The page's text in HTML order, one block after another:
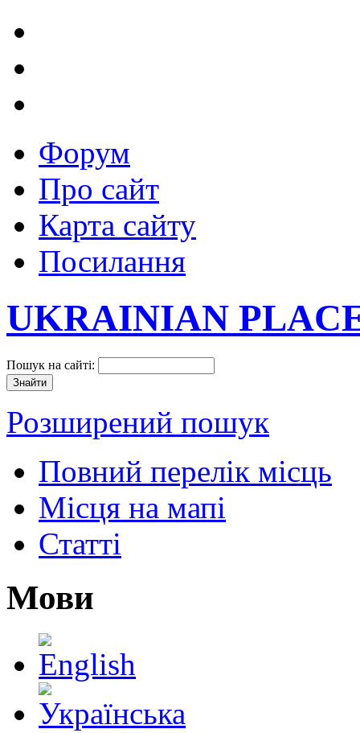
Форум
Про сайт
Карта сайту
Посилання
UKRAINIAN
Пошук на сайті:
Розширений пошук
Повний перелік місць
Місця на мапі
Статті
Мови